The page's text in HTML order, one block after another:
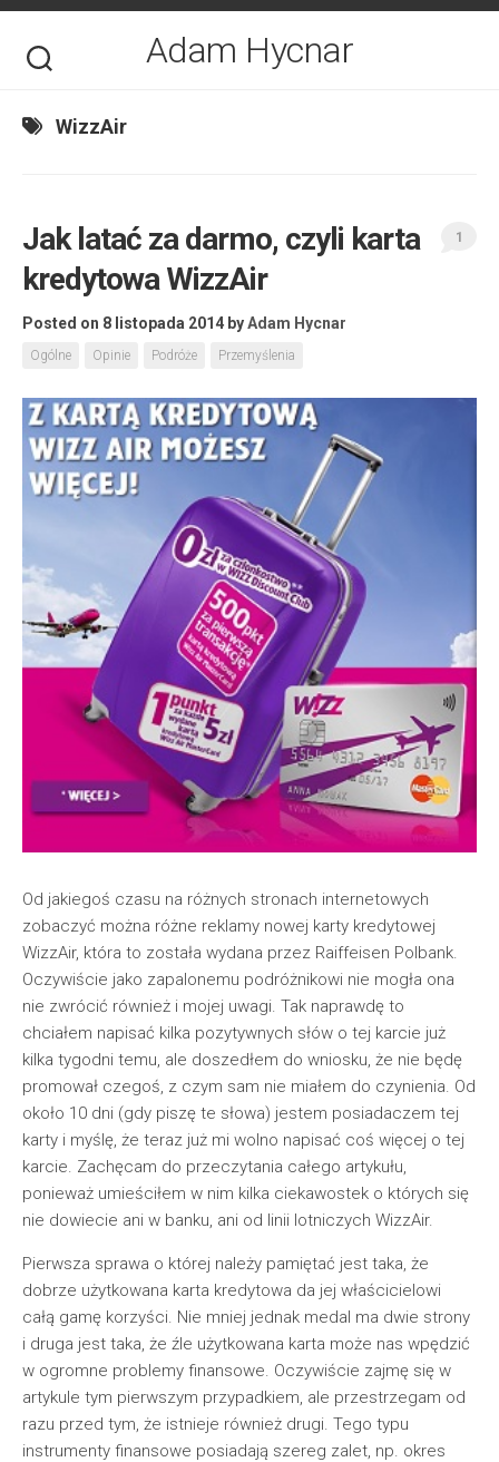
Skip
content
Adam Hycnar
WizzAir
Jak latać za darmo, czyli karta
kredytowa WizzAir
Posted on 8 listopada 2014 byAdam Hycnar
Ogólne Opinie Podróże Przemyślenia
1
Od jakiegoś czasu na różnych stronach internetowych
zobaczyć można różne reklamy nowej karty kredytowej
WizzAir, która to została wydana przez Raiffeisen Polbank.
Oczywiście jako zapalonemu podróżnikowi nie mogła ona
nie zwrócić również i mojej uwagi. Tak naprawdę to
chciałem napisać kilka pozytywnych słów o tej karcie już
kilka tygodni temu, ale doszedłem do wniosku, że nie będę
promował czegoś, z czym sam nie miałem do czynienia. Od
około 10 dni (gdy piszę te słowa) jestem posiadaczem tej
karty i myślę, że teraz już mi wolno napisać coś więcej o tej
karcie. Zachęcam do przeczytania całego artykułu,
ponieważ umieściłem w nim kilka ciekawostek o których się
nie dowiecie ani w banku, ani od linii lotniczych WizzAir.
Pierwsza sprawa o której należy pamiętać jest taka, że
dobrze użytkowana karta kredytowa da jej właścicielowi
całą gamę korzyści. Nie mniej jednak medal ma dwie strony
i druga jest taka, że źle użytkowana karta może nas wpędzić
w ogromne problemy finansowe. Oczywiście zajmę się w
artykule tym pierwszym przypadkiem, ale przestrzegam od
razu przed tym, że istnieje również drugi. Tego typu
instrumenty finansowe posiadają szereg zalet, np. okres